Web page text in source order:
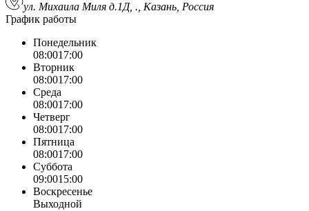
ул. Михаила Миля д.1Д, ., Казань, Россия
График работы
Понедельник
08:0017:00
Вторник
08:0017:00
Среда
08:0017:00
Четверг
08:0017:00
Пятница
08:0017:00
Суббота
09:0015:00
Воскресенье
Выходной